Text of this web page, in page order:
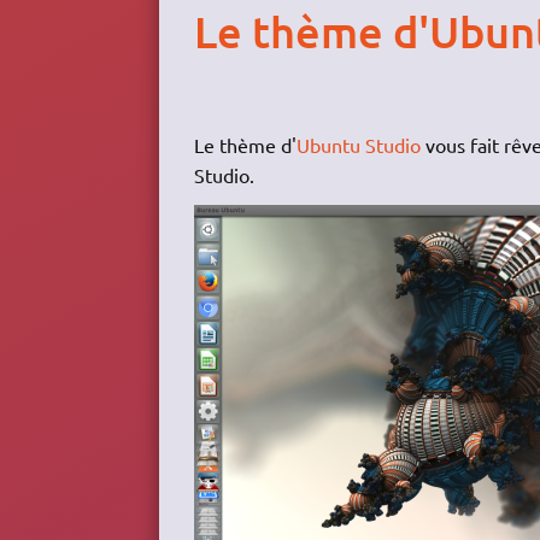
Le thème
Le thème d'Ubuntu Studiovous fait
Studio.